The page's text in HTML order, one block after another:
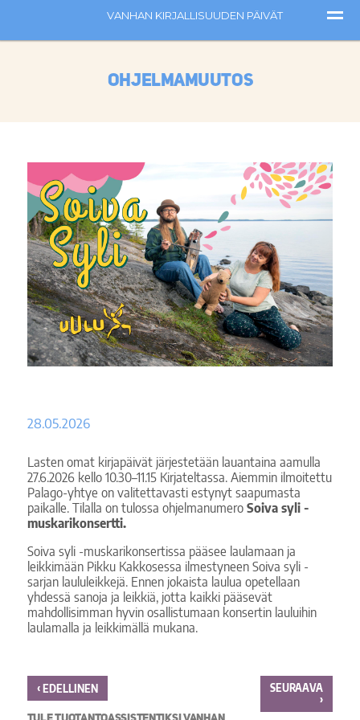
OHJELMAMUUTOS
28.05.2026
Lasten omat kirjapäivät järjestetään lauantaina aamulla
27.6.2026 kello 10.30–11.15 Kirjateltassa. Aiemmin ilmoitettu
Palago-yhtye on valitettavasti estynyt saapumasta
paikalle. Tilalla on tulossa ohjelmanumero Soiva syli -
muskarikonsertti.
Soiva syli -muskarikonsertissa pääsee laulamaan ja
leikkimään Pikku Kakkosessa ilmestyneen Soiva syli -
sarjan laululeikkejä. Ennen jokaista laulua opetellaan
yhdessä sanoja ja leikkiä, jotta kaikki pääsevät
mahdollisimman hyvin osallistumaan konsertin lauluihin
laulamalla ja leikkimällä mukana.
‹EDELLINEN
SEURAAVA
›